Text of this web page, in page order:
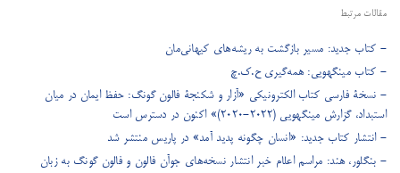
مقالات مرتبط
- کتاب جدید: مسیر بازگشت به ریشه‌های کیهانی‌مان
- کتاب مینگهویی: همه‌گیری ‌‌ح.ک.چ
- نسخۀ فارسی کتاب الکترونیکی «آزار و شکنجۀ فالون گونگ: حفظ ایمان در میان
استبداد، گزارش مینگهویی (۲۰۲۲-۲۰۲۰)» اکنون در دسترس است
- انتشار کتاب جدید: «انسان چگونه پدید آمد» در پاریس منتشر شد
- بنگلور، هند: مراسم اعلام خبر انتشار نسخه‌های جوآن فالون و فالون گونگ به زبان